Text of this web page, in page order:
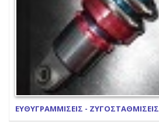
ΕΥΘΥΓΡΑΜΜΙΣΕΙΣ - ΖΥΓΟΣΤΑΘΜΙΣΕΙΣ